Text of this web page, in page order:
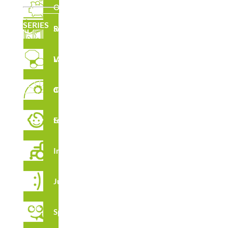
Outlet
SERIES Serie Robinia
Laberintos Verticales
Circuito de Cuerdas
Estimulación temprana
Integración
Juga
Spooky